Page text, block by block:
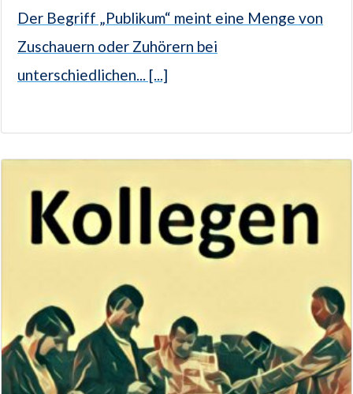
Der Begriff „Publikum“ meint eine Menge von
Zuschauern oder Zuhörern bei
unterschiedlichen... [...]